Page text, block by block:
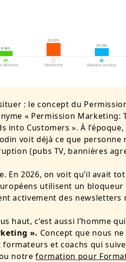
: le concept du
« Permission Marketing:
into Customers ». À
voit déjà ce que personne
(pubs TV, bannières
En 2026, on voit qu’il avait
utilisent un
activement des newsletters
haut, c’est aussi l’homme
». Concept que nous
formateurs et coachs qui
notreformation pour